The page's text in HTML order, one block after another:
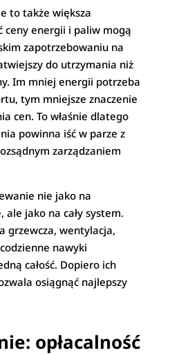
to także większa
ceny energii i paliw mogą
zapotrzebowaniu na
do utrzymania niż
Im mniej energii potrzeba
tym mniejsze znaczenie
cen. To właśnie dlatego
powinna iść w parze z
zarządzaniem
nie jako na
ale jako na cały system.
grzewcza, wentylacja,
nawyki
całość. Dopiero ich
osiągnąć najlepszy
opłacalność